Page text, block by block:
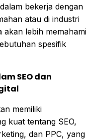
bekerja dengan
atau di industri
akan lebih memahami
spesifik
SEO dan
memiliki
kuat tentang SEO,
dan PPC, yang